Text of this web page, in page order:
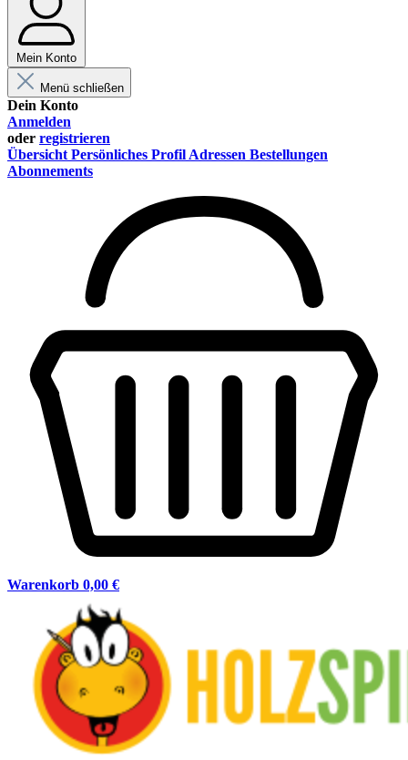
Mein Konto
Menü schließen
Dein Konto
Anmelden
oder registrieren
Übersicht Persönliches Profil Adressen Bestellungen
Abonnements
Warenkorb 0,00 €